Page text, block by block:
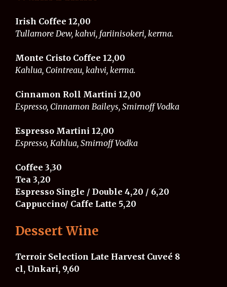
Irish Coffee 12,00
Tullamore Dew, kahvi, fariinisokeri, kerma.
Monte Cristo Coffee 12,00
Kahlua, Cointreau, kahvi, kerma.
Cinnamon Roll Martini 12,00
Espresso, Cinnamon Baileys, Smirnoff Vodka
Espresso Martini 12,00
Espresso, Kahlua, Smirnoff Vodka
Coffee 3,30
Tea 3,20
Espresso Single / Double 4,20 / 6,20
Cappuccino/ Caffe Latte 5,20
Dessert Wine
Terroir Selection Late Harvest Cuveé 8
cl, Unkari, 9,60